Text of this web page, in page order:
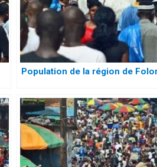
Population de la région de